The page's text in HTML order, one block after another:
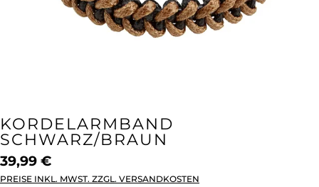
KORDELARMBAND
SCHWARZ/BRAUN
39,99 €
PREISE INKL. MWST. ZZGL. VERSANDKOSTEN